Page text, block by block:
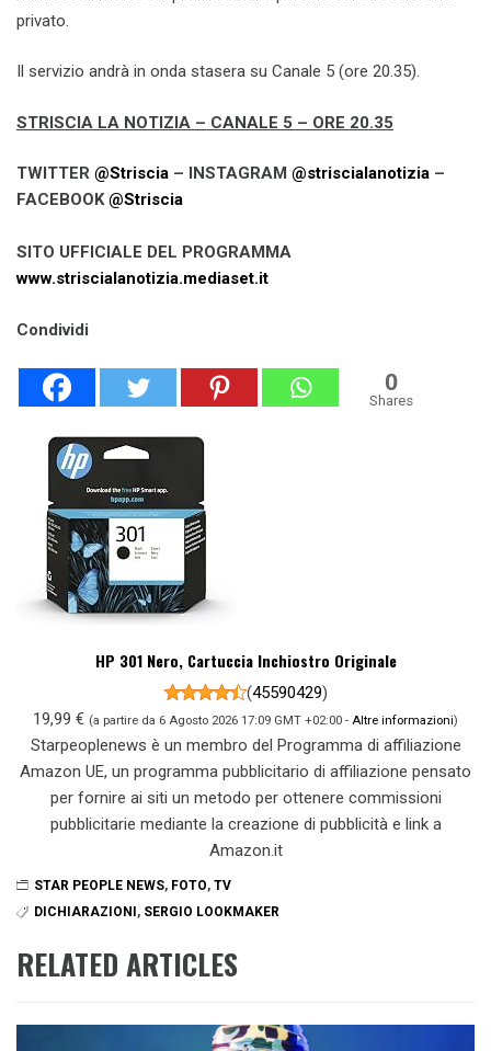
privato.
Il servizio andrà in onda stasera su Canale 5 (ore 20.35).
STRISCIA LA NOTIZIA – CANALE 5 – ORE 20.35
TWITTER @Striscia – INSTAGRAM @striscialanotizia –
FACEBOOK@Striscia
SITO UFFICIALE DEL PROGRAMMA
www.striscialanotizia.mediaset.it
Condividi
0
Shares
HP 301 Nero, Cartuccia Inchiostro Originale
(45590429)
19,99 € (a partire da 6 Agosto 2026 17:09 GMT +02:00 - Altre informazioni)
Starpeoplenews è un membro del Programma di affiliazione
Amazon UE, un programma pubblicitario di affiliazione pensato
per fornire ai siti un metodo per ottenere commissioni
pubblicitarie mediante la creazione di pubblicità e link a
Amazon.it
STAR PEOPLE NEWS, FOTO, TV
DICHIARAZIONI , SERGIO LOOKMAKER
RELATED ARTICLES